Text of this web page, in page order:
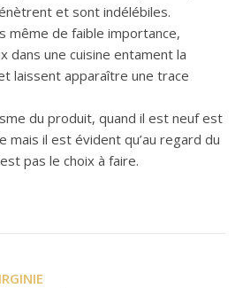
et sont indélébiles.
même de faible importance,
dans une cuisine entament la
laissent apparaître une trace
du produit, quand il est neuf est
mais il est évident qu’au regard du
pas le choix à faire.